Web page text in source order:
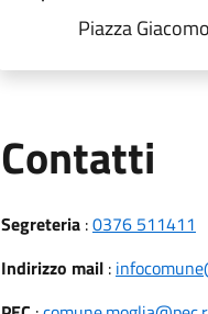
Piazza
Contatti
Segreteria:0376 511411
Indirizzo mail: